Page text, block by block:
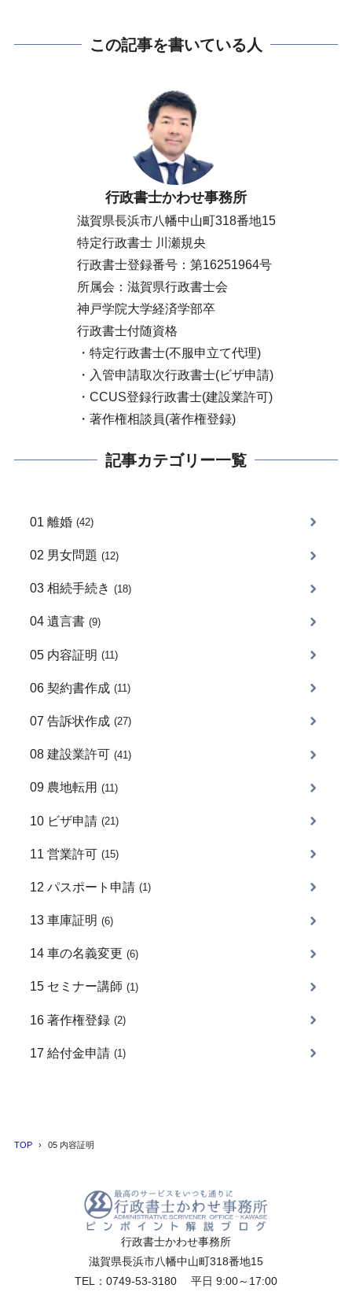
この記事を書いている人
行政書士かわせ事務所
滋賀県長浜市八幡中山町318番地15
特定行政書士 川瀬規央
行政書士登録番号：第16251964号
所属会：滋賀県行政書士会
神戸学院大学経済学部卒
行政書士付随資格
・特定行政書士(不服申立て代理)
・入管申請取次行政書士(ビザ申請)
・CCUS登録行政書士(建設業許可)
・著作権相談員(著作権登録)
記事カテゴリー一覧
01 離婚 (42)
02 男女問題 (12)
03 相続手続き (18)
04 遺言書 (9)
05 内容証明 (11)
06 契約書作成 (11)
07 告訴状作成 (27)
08 建設業許可 (41)
09 農地転用 (11)
10 ビザ申請 (21)
11 営業許可 (15)
12 パスポート申請 (1)
13 車庫証明 (6)
14 車の名義変更 (6)
15 セミナー講師 (1)
16 著作権登録 (2)
17 給付金申請 (1)
TOP 05 内容証明
行政書士かわせ事務所
滋賀県長浜市八幡中山町318番地15
TEL：0749-53-3180 平日 9:00～17:00